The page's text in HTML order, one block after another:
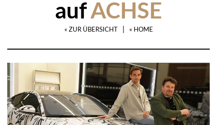
aufACHSE
« ZUR ÜBERSICHT « HOME